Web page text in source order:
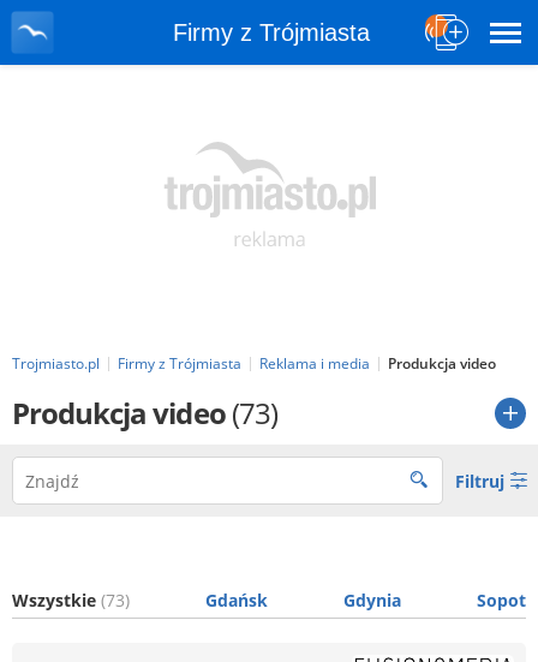
Firmy z Trójmiasta
Trojmiasto.pl Firmy z Trójmiasta Reklama i media Produkcja video
Produkcja video(73)
Filtruj
Wszystkie (73) Gdańsk Gdynia Sopot